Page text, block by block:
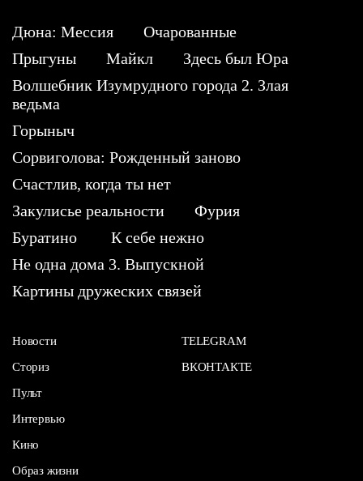
Дюна: Мессия
Очарованные
Прыгуны
Майкл
Здесь был Юра
Волшебник Изумрудного города 2. Злая
ведьма
Горыныч
Сорвиголова: Рожденный заново
Счастлив, когда ты нет
Закулисье реальности
Фурия
Буратино
К себе нежно
Не одна дома 3. Выпускной
Картины дружеских связей
Новости
Сториз
Пульт
Интервью
Кино
Образ жизни
TELEGRAM
ВКОНТАКТЕ